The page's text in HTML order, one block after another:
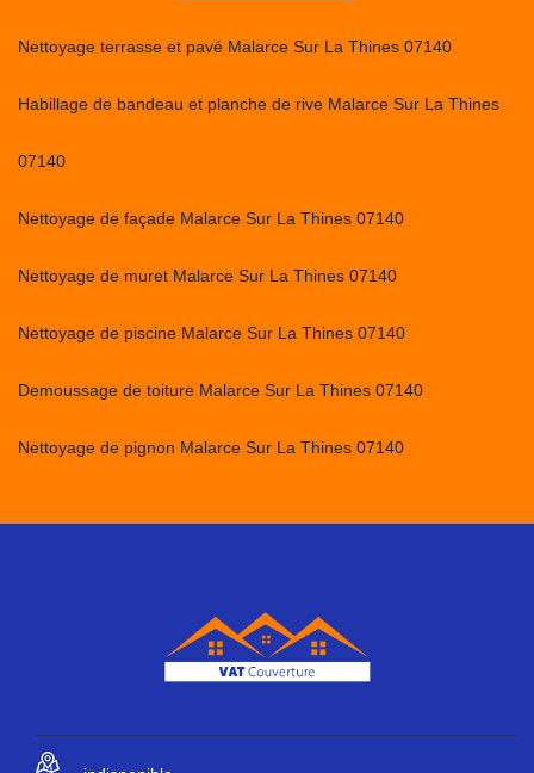
Nettoyage terrasse et pavé Malarce Sur La Thines 07140
Habillage de bandeau et planche de rive Malarce Sur La Thines
07140
Nettoyage de façade Malarce Sur La Thines 07140
Nettoyage de muret Malarce Sur La Thines 07140
Nettoyage de piscine Malarce Sur La Thines 07140
Demoussage de toiture Malarce Sur La Thines 07140
Nettoyage de pignon Malarce Sur La Thines 07140